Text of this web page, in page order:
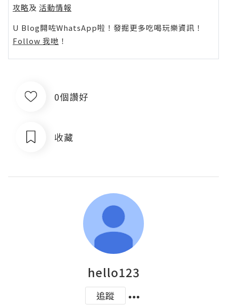
攻略及 活動情報
U Blog開咗WhatsApp啦！發掘更多吃喝玩樂資訊！
Follow 我哋 ！
0個讚好
收藏
hello123
追蹤